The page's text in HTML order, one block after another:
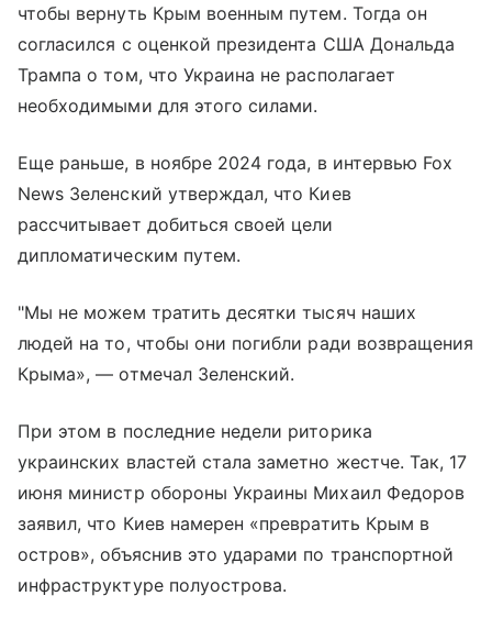
чтобы вернуть Крым военным путем. Тогда он
согласился с оценкой президента США Дональда
Трампа о том, что Украина не располагает
необходимыми для этого силами.
Еще раньше, в ноябре 2024 года, в интервью Fox
News Зеленский утверждал, что Киев
рассчитывает добиться своей цели
дипломатическим путем.
"Мы не можем тратить десятки тысяч наших
людей на то, чтобы они погибли ради возвращения
Крыма», — отмечал Зеленский.
При этом в последние недели риторика
украинских властей стала заметно жестче. Так, 17
июня министр обороны Украины Михаил Федоров
заявил, что Киев намерен «превратить Крым в
остров», объяснив это ударами по транспортной
инфраструктуре полуострова.